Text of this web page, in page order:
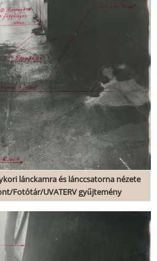
lánckamra és lánccsatorna nézete
Fotótár/UVATERV gyűjtemény